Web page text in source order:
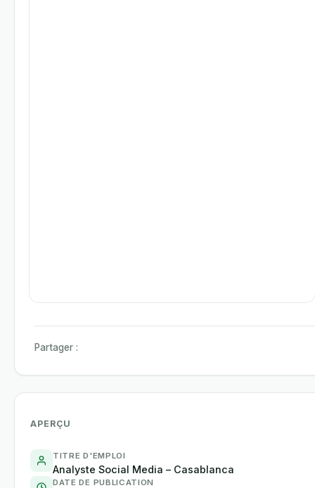
Partager :
APERÇU
TITRE D'EMPLOI
Analyste Social Media – Casablanca
DATE DE PUBLICATION